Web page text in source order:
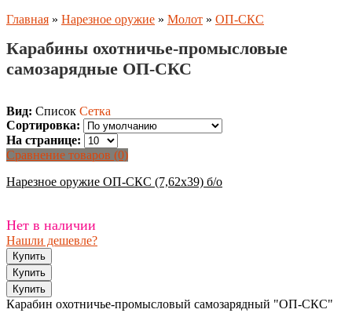
Главная » Нарезное оружие » Молот » ОП-СКС
Карабины охотничье-промысловые
самозарядные ОП-СКС
Вид: Список Сетка
Сортировка:
На странице:
Сравнение товаров (0)
Нарезное оружие ОП-СКС (7,62х39) б/о
Нет в наличии
Нашли дешевле?
Карабин охотничье-промысловый самозарядный "ОП-СКС"